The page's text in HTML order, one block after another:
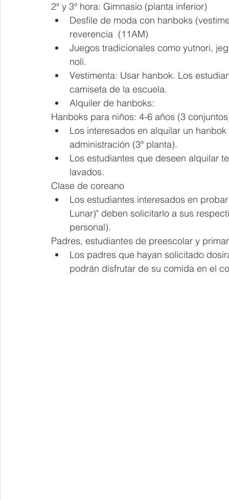
2ª y 3ª hora: Gimnasio (planta inferior)
Desfile de moda con hanboks
reverencia  (11AM)
Juegos tradicionales como yutnori,
noli.
Vestimenta: Usar hanbok. Los
camiseta de la escuela.
Alquiler de hanboks:
Hanboks para niños: 4-6 años (3
Los interesados en alquilar un
administración (3ª planta).
Los estudiantes que deseen alquilar
lavados.
Clase de coreano
Los estudiantes interesados en
Lunar)" deben solicitarlo a sus
personal).
Padres, estudiantes de preescolar y
Los padres que hayan solicitado
podrán disfrutar de su comida en el